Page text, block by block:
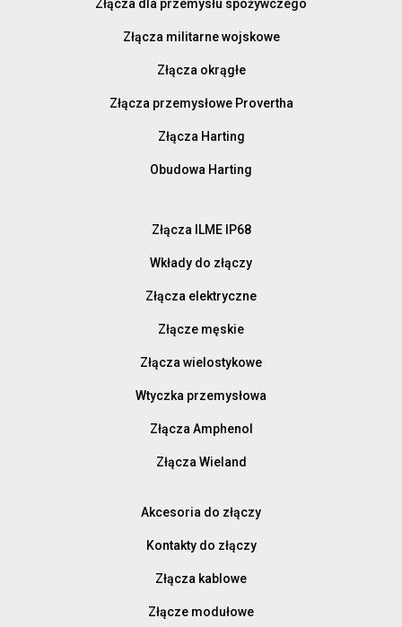
Złącza dla przemysłu spożywczego
Złącza militarne wojskowe
Złącza okrągłe
Złącza przemysłowe Provertha
Złącza Harting
Obudowa Harting
Złącza ILME IP68
Wkłady do złączy
Złącza elektryczne
Złącze męskie
Złącza wielostykowe
Wtyczka przemysłowa
Złącza Amphenol
Złącza Wieland
Akcesoria do złączy
Kontakty do złączy
Złącza kablowe
Złącze modułowe